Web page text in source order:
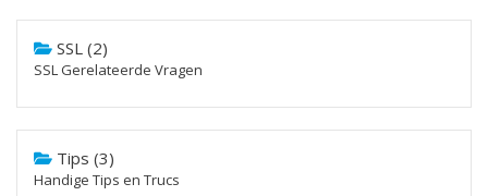
SSL (2)
SSL Gerelateerde Vragen
Tips (3)
Handige Tips en Trucs